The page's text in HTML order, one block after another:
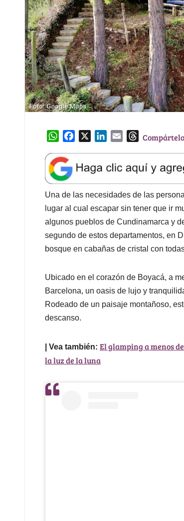
W
a
t
s
A
p
p
e
b
o
o
k
k
e
d
I
n
l
T
e
a
d
s
Compártelo
Una de las necesidades de las
lugar al cual escapar sin tener que ir
algunos pueblos de Cundinamarca y
segundo de estos departamentos, en
bosque en cabañas de cristal con
Ubicado en el corazón de Boyacá, a
Barcelona, un oasis de lujo y
Rodeado de un paisaje montañoso,
descanso.
| Vea también: El glamping a menos
la luz de la luna